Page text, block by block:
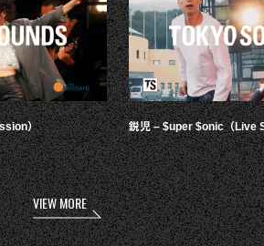
） 鋭児 – $uper $onic（Live
VIEW MORE